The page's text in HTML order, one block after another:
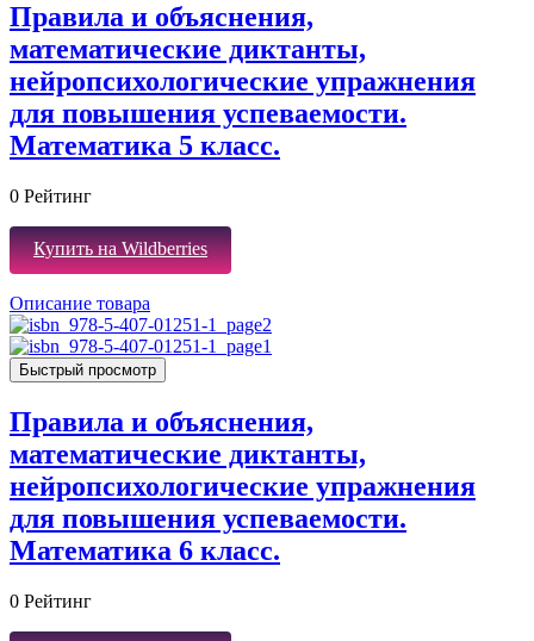
Правила и объяснения,
математические диктанты,
нейропсихологические упражнения
для повышения успеваемости.
Математика 5 класс.
0 Рейтинг
Купить на Wildberries
Описание товара
Быстрый просмотр
Правила и объяснения,
математические диктанты,
нейропсихологические упражнения
для повышения успеваемости.
Математика 6 класс.
0 Рейтинг